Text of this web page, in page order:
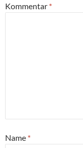
Kommentar *
Name *